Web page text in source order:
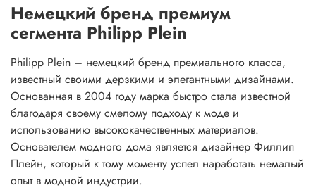
Немецкий бренд премиум
сегмента Philipp Plein
Philipp Plein – немецкий бренд премиального класса,
известный своими дерзкими и элегантными дизайнами.
Основанная в 2004 году марка быстро стала известной
благодаря своему смелому подходу к моде и
использованию высококачественных материалов.
Основателем модного дома является дизайнер Филлип
Плейн, который к тому моменту успел наработать немалый
опыт в модной индустрии.